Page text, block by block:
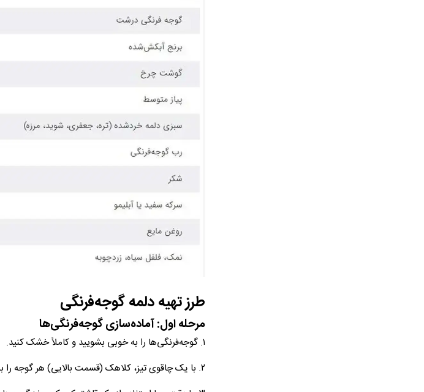
طرز تهیه دلمه گوجه‌فرنگی
مرحله اول: آماده‌سازی گوجه‌فرنگی‌ها
۱. گوجه‌فرنگی‌ها را به خوبی بشویید و کاملاً خشک کنید.
۲. با یک چاقوی تیز، کلاهک (قسمت بالایی) هر گوجه را به صورت درپوش جدا کرده و کنار بگذارید.